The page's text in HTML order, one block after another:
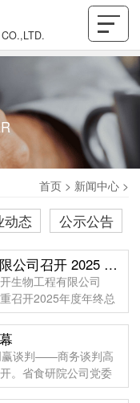
首页 > 新闻中心 >
动态 公示公告
成都金开生物工程有限公司召开 2025 年年终总结暨表彰大会
生物工程有限公司
召开2025年度年终总
委员、副总经理，金
赢谈判——商务谈判高
。省食研院公司党委
党支部书记、董事长